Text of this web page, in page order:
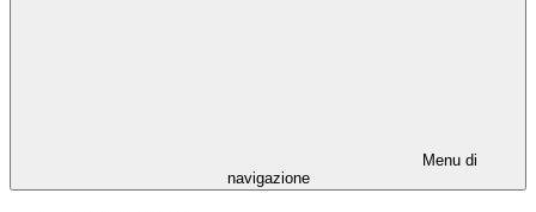
Menu di
navigazione